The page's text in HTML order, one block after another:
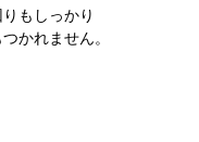
もしっかり
かれません。